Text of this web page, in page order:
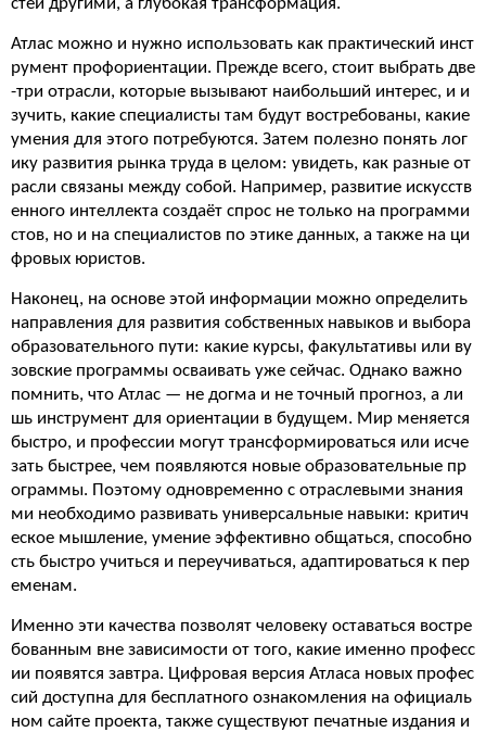
стей другими, а глубокая трансформация.
Атлас можно и нужно использовать как практический инст
румент профориентации. Прежде всего, стоит выбрать две
-три отрасли, которые вызывают наибольший интерес, и и
зучить, какие специалисты там будут востребованы, какие
умения для этого потребуются. Затем полезно понять лог
ику развития рынка труда в целом: увидеть, как разные от
расли связаны между собой. Например, развитие искусств
енного интеллекта создаёт спрос не только на программи
стов, но и на специалистов по этике данных, а также на ци
фровых юристов.
Наконец, на основе этой информации можно определить
направления для развития собственных навыков и выбора
образовательного пути: какие курсы, факультативы или ву
зовские программы осваивать уже сейчас. Однако важно
помнить, что Атлас — не догма и не точный прогноз, а ли
шь инструмент для ориентации в будущем. Мир меняется
быстро, и профессии могут трансформироваться или исче
зать быстрее, чем появляются новые образовательные пр
ограммы. Поэтому одновременно с отраслевыми знания
ми необходимо развивать универсальные навыки: критич
еское мышление, умение эффективно общаться, способно
сть быстро учиться и переучиваться, адаптироваться к пер
еменам.
Именно эти качества позволят человеку оставаться востре
бованным вне зависимости от того, какие именно професс
ии появятся завтра. Цифровая версия Атласа новых профес
сий доступна для бесплатного ознакомления на официаль
ном сайте проекта, также существуют печатные издания и